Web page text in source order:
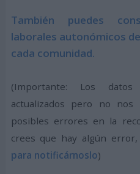
También puedes
laborales autonómicos
cada comunidad.
(Importante: Los
actualizados pero no nos
posibles errores en la
crees que hay algún
para notificárnoslo)